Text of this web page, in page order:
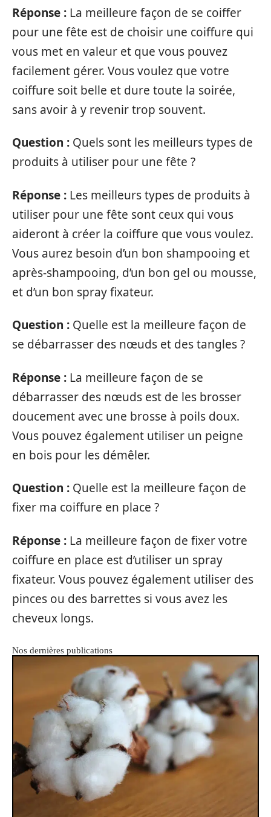
Réponse : La meilleure façon de se coiffer
pour une fête est de choisir une coiffure qui
vous met en valeur et que vous pouvez
facilement gérer. Vous voulez que votre
coiffure soit belle et dure toute la soirée,
sans avoir à y revenir trop souvent.
Question : Quels sont les meilleurs types de
produits à utiliser pour une fête ?
Réponse : Les meilleurs types de produits à
utiliser pour une fête sont ceux qui vous
aideront à créer la coiffure que vous voulez.
Vous aurez besoin d’un bon shampooing et
après-shampooing, d’un bon gel ou mousse,
et d’un bon spray fixateur.
Question : Quelle est la meilleure façon de
se débarrasser des nœuds et des tangles ?
Réponse : La meilleure façon de se
débarrasser des nœuds est de les brosser
doucement avec une brosse à poils doux.
Vous pouvez également utiliser un peigne
en bois pour les démêler.
Question : Quelle est la meilleure façon de
fixer ma coiffure en place ?
Réponse : La meilleure façon de fixer votre
coiffure en place est d’utiliser un spray
fixateur. Vous pouvez également utiliser des
pinces ou des barrettes si vous avez les
cheveux longs.
Nos dernières publications